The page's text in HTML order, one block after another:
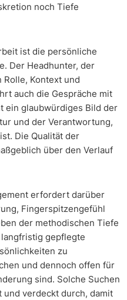
noch Tiefe
ist die persönliche
Der Headhunter, der
Rolle, Kontext und
auch die Gespräche mit
ein glaubwürdiges Bild der
und der Verantwortung,
Die Qualität der
über den Verlauf
erfordert darüber
Fingerspitzengefühl
der methodischen Tiefe
gepflegte
zu
und dennoch offen für
sind. Solche Suchen
verdeckt durch, damit